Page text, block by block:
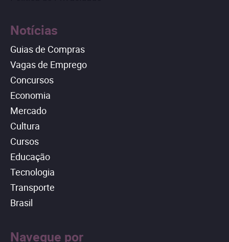
Notícias
Guias de Compras
Vagas de Emprego
Concursos
Economia
Mercado
Cultura
Cursos
Educação
Tecnologia
Transporte
Brasil
Navegue por